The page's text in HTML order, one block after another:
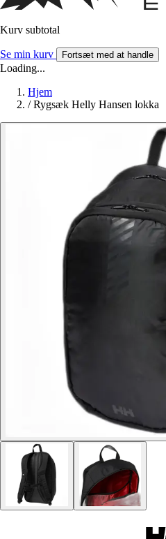
Kurv subtotal
Se min kurv Fortsæt med at handle
Loading...
Hjem
/ Rygsæk Helly Hansen lokka